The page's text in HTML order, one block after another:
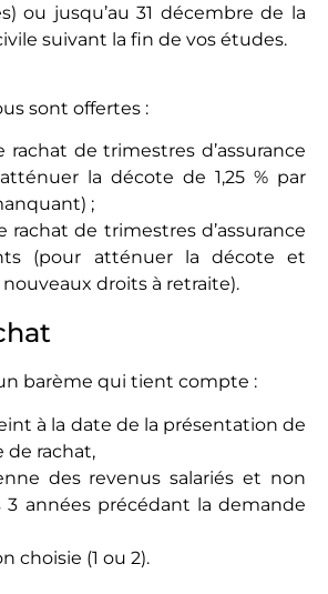
ou jusqu’au 31 décembre de la
suivant la fin de vos études.
sont offertes :
rachat de trimestres d’assurance
la décote de 1,25 % par
;
rachat de trimestres d’assurance
(pour atténuer la décote et
droits à retraite).
barème qui tient compte :
à la date de la présentation de
de rachat,
des revenus salariés et non
3 années précédant la demande
choisie (1 ou 2).